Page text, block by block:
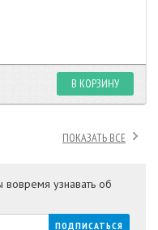
В КОРЗИНУ
ПОКАЗАТЬ ВСЕ
узнавать об